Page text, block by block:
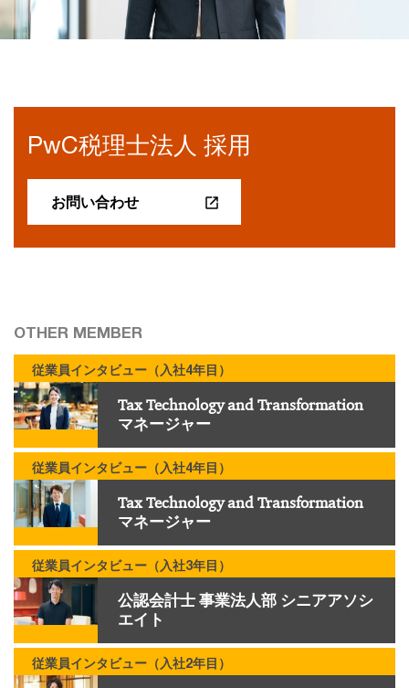
PwC税理士法人 採用
お問い合わせ
OTHER MEMBER
Tax Technology and Transformation
マネージャー
従業員インタビュー（入社4年目）
Tax Technology and Transformation
マネージャー
従業員インタビュー（入社4年目）
公認会計士 事業法人部 シニアアソシ
エイト
従業員インタビュー（入社3年目）
従業員インタビュー（入社2年目）